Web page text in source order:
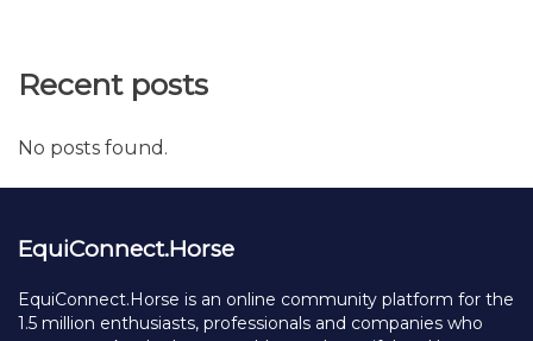
Recent posts
No posts found.
EquiConnect.Horse
EquiConnect.Horse is an online community platform for the
1.5 million enthusiasts, professionals and companies who